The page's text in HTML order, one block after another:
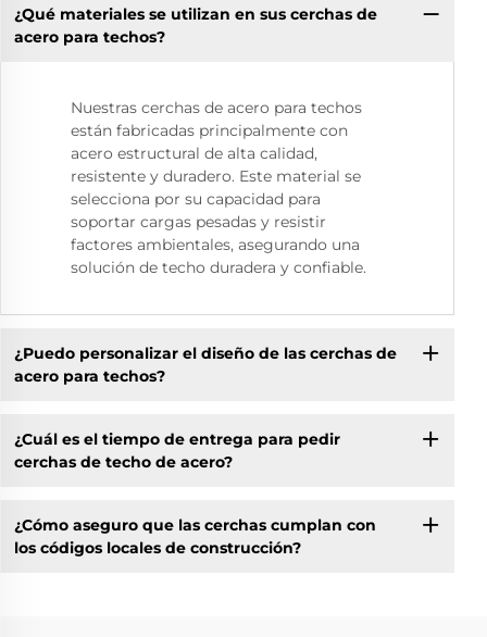
¿Qué materiales se utilizan en sus cerchas de
acero para techos?
Nuestras cerchas de acero para techos
están fabricadas principalmente con
acero estructural de alta calidad,
resistente y duradero. Este material se
selecciona por su capacidad para
soportar cargas pesadas y resistir
factores ambientales, asegurando una
solución de techo duradera y confiable.
¿Puedo personalizar el diseño de las cerchas de
acero para techos?
¿Cuál es el tiempo de entrega para pedir
cerchas de techo de acero?
¿Cómo aseguro que las cerchas cumplan con
los códigos locales de construcción?